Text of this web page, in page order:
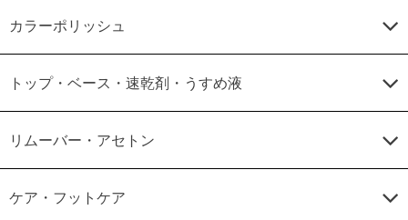
カラーポリッシュ
トップ・ベース・速乾剤・うすめ液
リムーバー・アセトン
ケア・フットケア